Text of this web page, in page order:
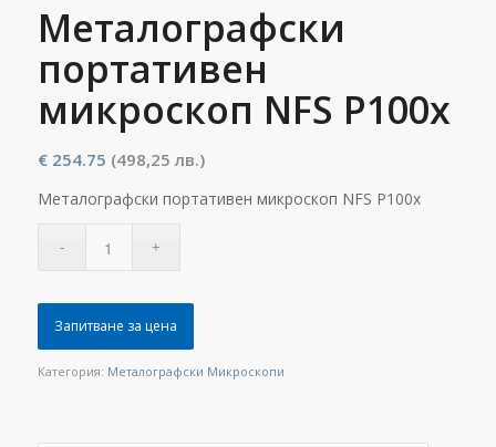
Металографски
портативен
микроскоп NFS P100x
€254.75 (498,25 лв.)
Металографски портативен микроскоп NFS P100x
Запитване за цена
Категория: Металографски Микроскопи